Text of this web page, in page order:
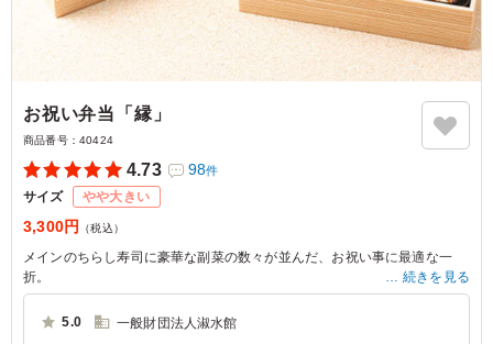
お祝い弁当「縁」
商品番号： 40424
4.73 98件
サイズ やや大きい
3,300円 （税込）
メインのちらし寿司に豪華な副菜の数々が並んだ、お祝い事に最適な一
折。
お誕生日・お顔合わせなどの大事な日に、梅の花レストラン自慢のお弁当
をどうぞ。
続きを見る
5.0 一般財団法人淑水館